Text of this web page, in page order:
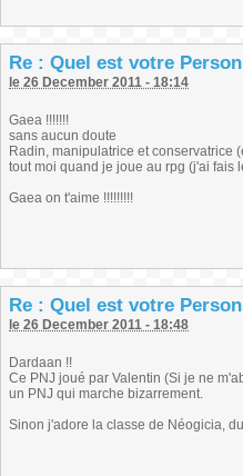
Re : Quel est votre
le 26 December 2011 - 18:14
Gaea !!!!!!!
sans aucun doute
Radin, manipulatrice et conservatrice
tout moi quand je joue au rpg (j'ai fais
Gaea on t'aime !!!!!!!!!
Re : Quel est votre
le 26 December 2011 - 18:48
Dardaan !!
Ce PNJ joué par Valentin (Si je ne
un PNJ qui marche bizarrement.
Sinon j'adore la classe de Néogicia,